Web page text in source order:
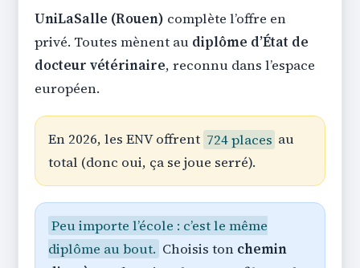
UniLaSalle (Rouen) complète l’offre en
privé. Toutes mènent au diplôme d’État de
docteur vétérinaire, reconnu dans l’espace
européen.
En 2026, les ENV offrent 724 places au
total (donc oui, ça se joue serré).
Peu importe l’école : c’est le même
diplôme au bout. Choisis ton chemin